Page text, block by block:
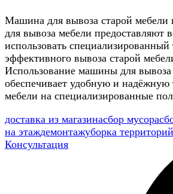
Машина для вывоза старой мебели
для вывоза мебели предоставляют
использовать специализированный
эффективного вывоза старой
Использование машины для вывоза
обеспечивает удобную и надёжную
мебели на специализированные
доставка из магазинасбор мусора
на этаждемонтажуборка территорий
Консультация